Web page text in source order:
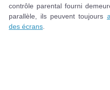
contrôle parental fourni
parallèle, ils peuvent toujours
des écrans